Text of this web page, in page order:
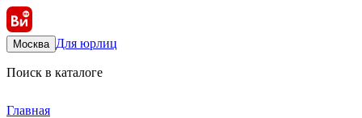
Москва Для юрлиц
Поиск в каталоге
Главная